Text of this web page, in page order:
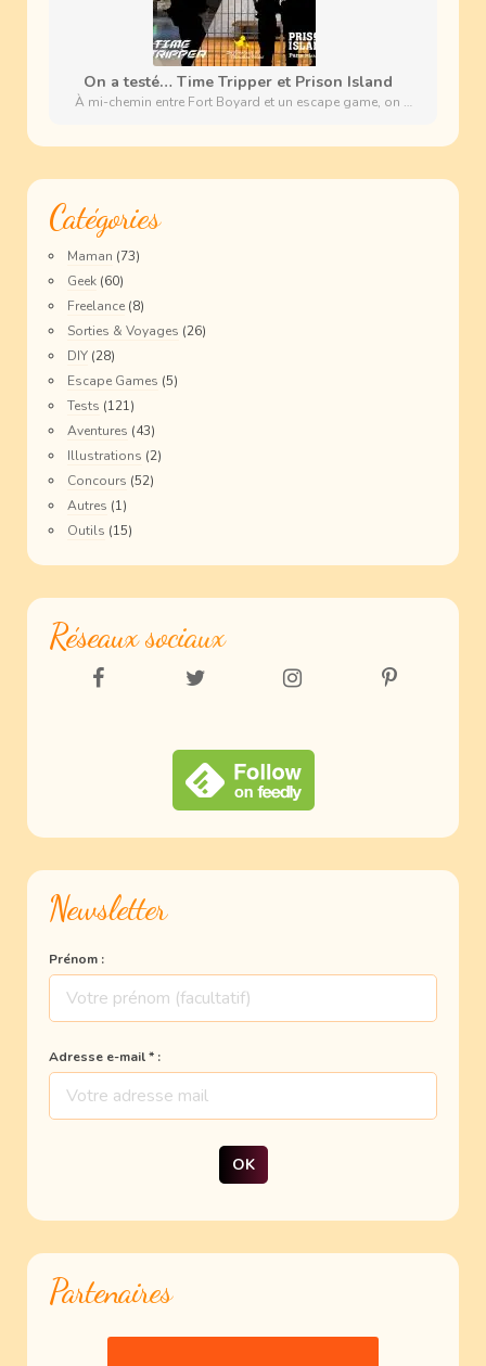
On a testé… Time Tripper et Prison Island
À mi-chemin entre Fort Boyard et un escape game, on …
Catégories
Maman (73)
Geek (60)
Freelance (8)
Sorties & Voyages (26)
DIY (28)
Escape Games (5)
Tests (121)
Aventures (43)
Illustrations (2)
Concours (52)
Autres (1)
Outils (15)
Réseaux sociaux
Newsletter
Prénom :
Adresse e-mail * :
Partenaires